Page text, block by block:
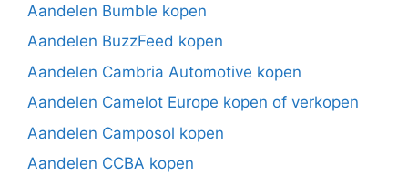
Aandelen Bumble kopen
Aandelen BuzzFeed kopen
Aandelen Cambria Automotive kopen
Aandelen Camelot Europe kopen of verkopen
Aandelen Camposol kopen
Aandelen CCBA kopen